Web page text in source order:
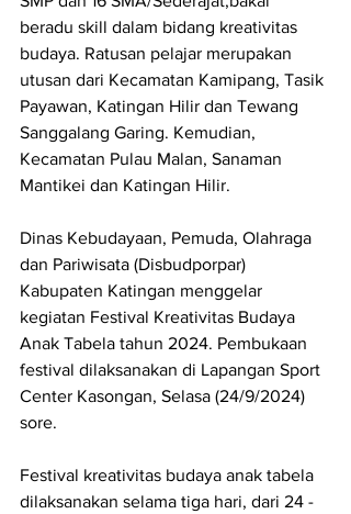
beradu skill dalam bidang kreativitas
budaya. Ratusan pelajar merupakan
utusan dari Kecamatan Kamipang, Tasik
Payawan, Katingan Hilir dan Tewang
Sanggalang Garing. Kemudian,
Kecamatan Pulau Malan, Sanaman
Mantikei dan Katingan Hilir.
Dinas Kebudayaan, Pemuda, Olahraga
dan Pariwisata (Disbudporpar)
Kabupaten Katingan menggelar
kegiatan Festival Kreativitas Budaya
Anak Tabela tahun 2024. Pembukaan
festival dilaksanakan di Lapangan Sport
Center Kasongan, Selasa (24/9/2024)
sore.
Festival kreativitas budaya anak tabela
dilaksanakan selama tiga hari, dari 24 -